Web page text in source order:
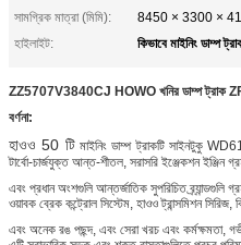
সামগ্রিক মাত্রা (মিমি):
8450 × 3300 ×
হাইলাইট:
কিভাবে মাইনিং ডাম্প
ZZ5707V3840CJ HOWO খনির ডাম্প ট্রাক
বর্ণনা:
হাওও 50 টিমাইনিং ডাম্প ট্রাকটি সাইনটুকু
টার্বো-চার্জযুক্ত আন্ত-শীতল, সরাসরি ইঞ্জেকশন ইঞ্জিন
এবং প্রধান অংশগুলি আন্তর্জাতিক সুপরিচিত ব্র্যান্ডগুলি
ওয়াবক ব্রেক কন্ট্রোল সিস্টেম, হাওও ট্রান্সমিশন
এবং অনেক রঙ পছন্দ, এবং সেরা খরচ এবং কর্মক্ষমতা,